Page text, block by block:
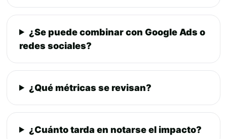
¿Se puede combinar con Google Ads o
redes sociales?
¿Qué métricas se revisan?
¿Cuánto tarda en notarse el impacto?